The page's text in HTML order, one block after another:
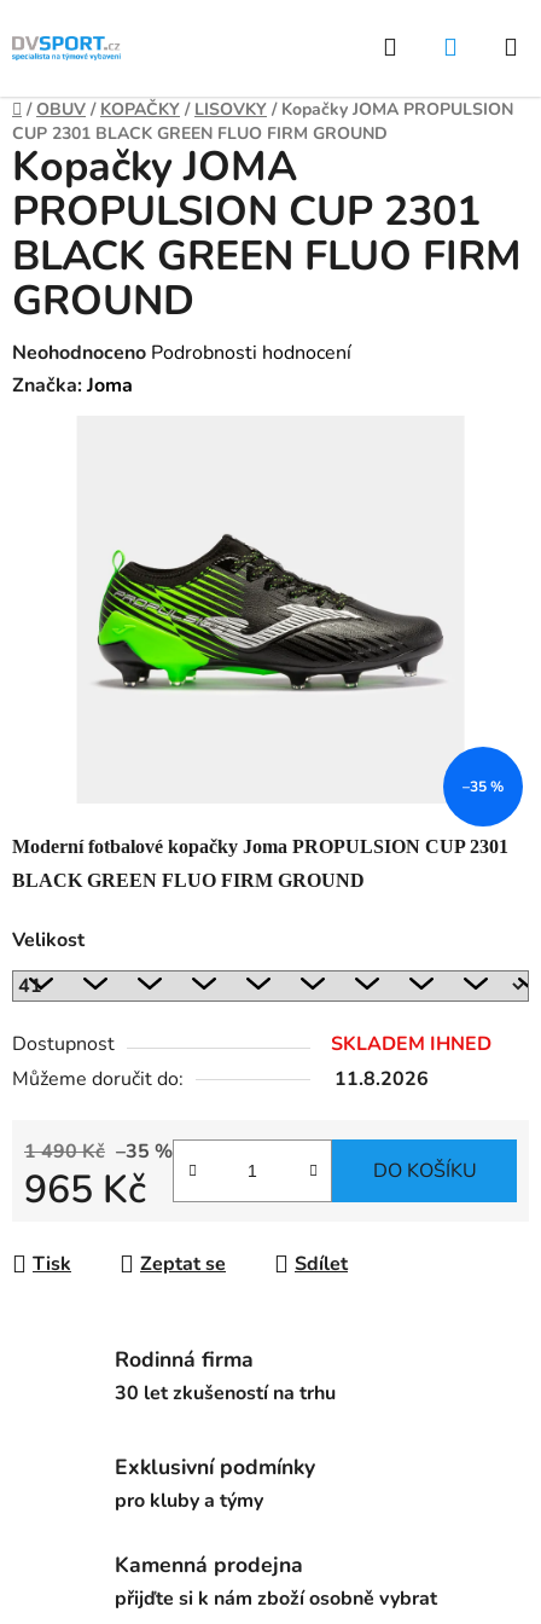
Přejít
na
Hledat
Domů
/ OBUV / KOPAČKY / LISOVKY / Kopačky JOMA PROPULSION
CUP 2301 BLACK GREEN FLUO FIRM GROUND
Moderní fotbalové kopačky Joma PROPULSION CUP 2301
BLACK GREEN FLUO FIRM GROUND
Velikost
Dostupnost
SKLADEM IHNED
Můžeme doručit do:
11.8.2026
1 490 Kč –35 %
965 Kč DO KOŠÍKU
Tisk Zeptat se Sdílet
Kopačky JOMA
PROPULSION CUP 2301
BLACK GREEN FLUO FIRM
GROUND
Průměrné
hodnocení
Neohodnoceno Podrobnosti hodnocení
Značka:Joma
–35 %
Rodinná firma
30 let zkušeností na trhu
Exklusivní podmínky
pro kluby a týmy
Kamenná prodejna
přijďte si k nám zboží osobně vybrat